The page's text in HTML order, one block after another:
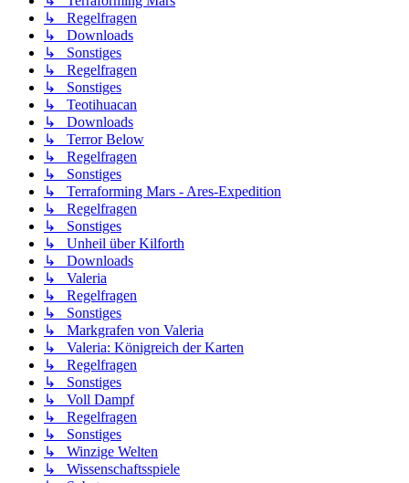
↳ Regelfragen
↳ Downloads
↳ Sonstiges
↳ Regelfragen
↳ Sonstiges
↳ Teotihuacan
↳ Downloads
↳ Terror Below
↳ Regelfragen
↳ Sonstiges
↳ Terraforming Mars - Ares-Expedition
↳ Regelfragen
↳ Sonstiges
↳ Unheil über Kilforth
↳ Downloads
↳ Valeria
↳ Regelfragen
↳ Sonstiges
↳ Markgrafen von Valeria
↳ Valeria: Königreich der Karten
↳ Regelfragen
↳ Sonstiges
↳ Voll Dampf
↳ Regelfragen
↳ Sonstiges
↳ Winzige Welten
↳ Wissenschaftsspiele